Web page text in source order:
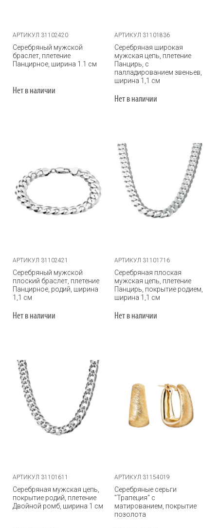
АРТИКУЛ 31102420
Серебряный мужской
браслет, плетение
Панцирное, ширина 1.1 см
Нет в наличии
АРТИКУЛ 31101836
Серебряная широкая
мужская цепь, плетение
Панцирь, с
палладированием звеньев,
ширина 1,1 см
Нет в наличии
АРТИКУЛ 31102421
Серебряный мужской
плоский браслет, плетение
Панцирное, родий, ширина
1,1 см
Нет в наличии
АРТИКУЛ 31101716
Серебряная плоская
мужская цепь, плетение
Панцирь, покрытие родием,
ширина 1,1 см
Нет в наличии
АРТИКУЛ 31101611
Серебряная мужская цепь,
покрытие родий, плетение
Двойной ромб, ширина 1 см
АРТИКУЛ 31154019
Серебряные серьги
"Трапеция" с
матированием, покрытие
позолота